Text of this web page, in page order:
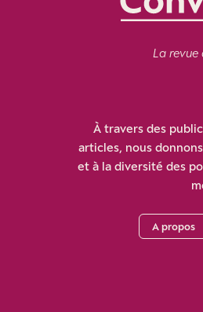
La revue
À travers des
articles, nous
et à la diversité des
A propos